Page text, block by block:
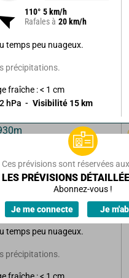
110° 5 km/h
Rafales à 20 km/h
temps peu nuageux.
précipitations.
fraîche : < 1 cm
hPa Visibilité 15 km
16°
Ressentie 16 °
Rafales à 10km/h
temps peu nuageux.
précipitations.
Ces prévisions sont réservées
LES PRÉVISIONS
Abonnez-vous !
Je me connecte Je